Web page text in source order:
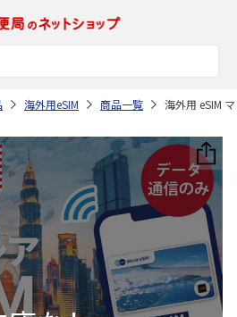
海外用eSIM 商品一覧 海外用 eSIM